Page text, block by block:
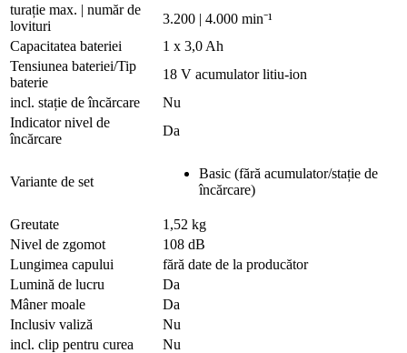
turație max. | număr de
lovituri
3.200 | 4.000 min⁻¹
Capacitatea bateriei
1 x 3,0 Ah
Tensiunea bateriei/Tip
baterie
18 V acumulator litiu-ion
incl. stație de încărcare
Nu
Indicator nivel de
încărcare
Da
Variante de set
Basic (fără acumulator/stație de
încărcare)
Greutate
1,52 kg
Nivel de zgomot
108 dB
Lungimea capului
fără date de la producător
Lumină de lucru
Da
Mâner moale
Da
Inclusiv valiză
Nu
incl. clip pentru curea
Nu